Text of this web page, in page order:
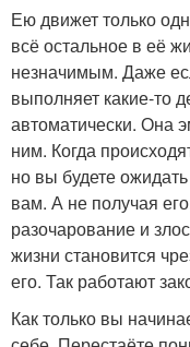
Ею движет только
всё остальное в её
незначимым. Даже
выполняет какие-то
автоматически. Она
ним. Когда
но вы будете
вам. А не получая
разочарование и
жизни становится
его. Так работают
Как только вы